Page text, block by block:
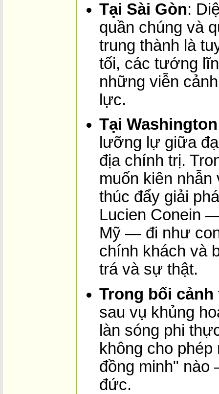
Tại Sài Gòn:
quần chúng và
trung thành là
tối, các tướng
những viễn
lực.
Tại Washington
lưỡng lự giữa
địa chính trị.
muốn kiên
thúc đẩy giải
Lucien Conein
Mỹ — đi như
chính khách và
trá và sự thật.
Trong bối cảnh
sau vụ khủng
làn sóng phi
không cho
đồng minh" nào
đức.